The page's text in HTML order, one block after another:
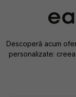
Descoperă acum
personalizate: